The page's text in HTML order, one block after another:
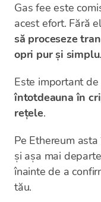
Gas fee este
acest efort. Fără
să proceseze
opri pur și simplu.
Este important
întotdeauna în
rețele.
Pe Ethereum
și așa mai
înainte de a
tău.